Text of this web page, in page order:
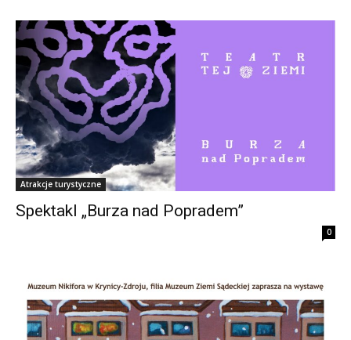
Atrakcje turystyczne
Spektakl „Burza nad Popradem”
0